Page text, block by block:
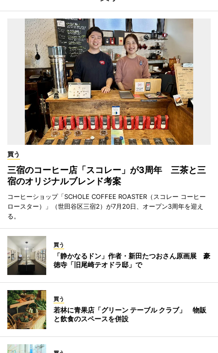
買う
三宿のコーヒー店「スコレー」が3周年 三茶と三
宿のオリジナルブレンド考案
コーヒーショップ「SCHOLE COFFEE ROASTER（スコレー コーヒー
ロースター）」（世田谷区三宿2）が7月20日、オープン3周年を迎え
る。
買う
「静かなるドン」作者・新田たつおさん原画展 豪
徳寺「旧尾崎テオドラ邸」で
買う
若林に青果店「グリーン テーブル クラブ」 物販
と飲食のスペースを併設